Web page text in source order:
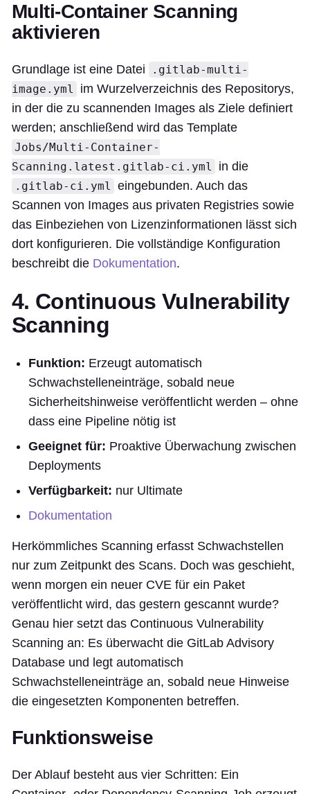
Multi-Container Scanning
aktivieren
Grundlage ist eine Datei
.gitlab-multi-
image.yml
im Wurzelverzeichnis des Repositorys,
in der die zu scannenden Images als Ziele definiert
werden; anschließend wird das Template
Jobs/Multi-Container-
Scanning.latest.gitlab-ci.yml
in die
.gitlab-ci.yml eingebunden. Auch das
Scannen von Images aus privaten Registries sowie
das Einbeziehen von Lizenzinformationen lässt sich
dort konfigurieren. Die vollständige Konfiguration
beschreibt die Dokumentation.
4. Continuous Vulnerability
Scanning
Funktion: Erzeugt automatisch
Schwachstelleneinträge, sobald neue
Sicherheitshinweise veröffentlicht werden – ohne
dass eine Pipeline nötig ist
Geeignet für: Proaktive Überwachung zwischen
Deployments
Verfügbarkeit: nur Ultimate
Dokumentation
Herkömmliches Scanning erfasst Schwachstellen
nur zum Zeitpunkt des Scans. Doch was geschieht,
wenn morgen ein neuer CVE für ein Paket
veröffentlicht wird, das gestern gescannt wurde?
Genau hier setzt das Continuous Vulnerability
Scanning an: Es überwacht die GitLab Advisory
Database und legt automatisch
Schwachstelleneinträge an, sobald neue Hinweise
die eingesetzten Komponenten betreffen.
Funktionsweise
Der Ablauf besteht aus vier Schritten: Ein